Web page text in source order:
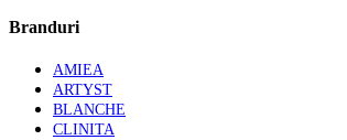
Branduri
AMIEA
ARTYST
BLANCHE
CLINITA